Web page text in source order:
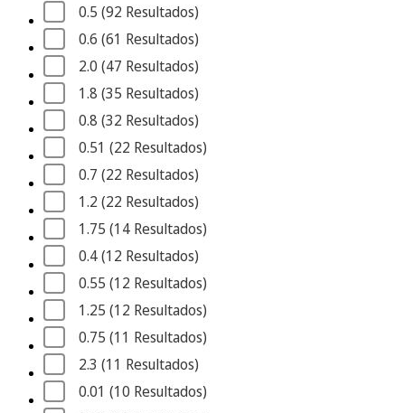
0.5 (92 Resultados)
0.6 (61 Resultados)
2.0 (47 Resultados)
1.8 (35 Resultados)
0.8 (32 Resultados)
0.51 (22 Resultados)
0.7 (22 Resultados)
1.2 (22 Resultados)
1.75 (14 Resultados)
0.4 (12 Resultados)
0.55 (12 Resultados)
1.25 (12 Resultados)
0.75 (11 Resultados)
2.3 (11 Resultados)
0.01 (10 Resultados)